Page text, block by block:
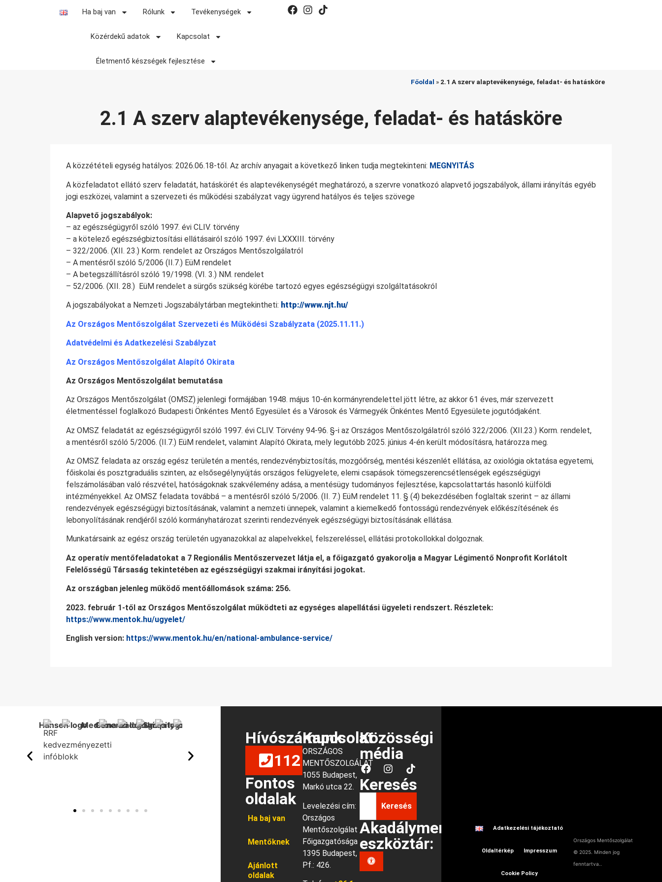
ORSZÁGOS
MENTŐSZOLGÁLAT
Hívószámunk:
Ha baj van Rólunk Tevékenységek
Közérdekű adatok Kapcsolat
Életmentő készségek fejlesztése
Főoldal » 2.1 A szerv alaptevékenysége, feladat- és hatásköre
2.1 A szerv alaptevékenysége, feladat- és hatásköre
A közzétételi egység hatályos: 2026.06.18-től. Az archív anyagait a következő linken tudja megtekinteni: MEGNYITÁS
A közfeladatot ellátó szerv feladatát, hatáskörét és alaptevékenységét meghatározó, a szervre vonatkozó alapvető jogszabályok, állami irányítás egyéb
jogi eszközei, valamint a szervezeti és működési szabályzat vagy ügyrend hatályos és teljes szövege
Alapvető jogszabályok:
– az egészségügyről szóló 1997. évi CLIV. törvény
– a kötelező egészségbiztosítási ellátásairól szóló 1997. évi LXXXIII. törvény
– 322/2006. (XII. 23.) Korm. rendelet az Országos Mentőszolgálatról
– A mentésről szóló 5/2006 (II.7.) EüM rendelet
– A betegszállításról szóló 19/1998. (VI. 3.) NM. rendelet
– 52/2006. (XII. 28.) EüM rendelet a sürgős szükség körébe tartozó egyes egészségügyi szolgáltatásokról
A jogszabályokat a Nemzeti Jogszabálytárban megtekintheti: http://www.njt.hu/
Az Országos Mentőszolgálat Szervezeti és Működési Szabályzata (2025.11.11.)
Adatvédelmi és Adatkezelési Szabályzat
Az Országos Mentőszolgálat Alapító Okirata
Az Országos Mentőszolgálat bemutatása
Az Országos Mentőszolgálat (OMSZ) jelenlegi formájában 1948. május 10-én kormányrendelettel jött létre, az akkor 61 éves, már szervezett
életmentéssel foglalkozó Budapesti Önkéntes Mentő Egyesület és a Városok és Vármegyék Önkéntes Mentő Egyesülete jogutódjaként.
Az OMSZ feladatát az egészségügyről szóló 1997. évi CLIV. Törvény 94-96. §-i az Országos Mentőszolgálatról szóló 322/2006. (XII.23.) Korm. rendelet,
a mentésről szóló 5/2006. (II.7.) EüM rendelet, valamint Alapító Okirata, mely legutóbb 2025. június 4-én került módosításra, határozza meg.
Az OMSZ feladata az ország egész területén a mentés, rendezvénybiztosítás, mozgóőrség, mentési készenlét ellátása, az oxiológia oktatása egyetemi,
főiskolai és posztgraduális szinten, az elsősegélynyújtás országos felügyelete, elemi csapások tömegszerencsétlenségek egészségügyi
felszámolásában való részvétel, hatóságoknak szakvélemény adása, a mentésügy tudományos fejlesztése, kapcsolattartás hasonló külföldi
intézményekkel. Az OMSZ feladata továbbá – a mentésről szóló 5/2006. (II. 7.) EüM rendelet 11. § (4) bekezdésében foglaltak szerint – az állami
rendezvények egészségügyi biztosításának, valamint a nemzeti ünnepek, valamint a kiemelkedő fontosságú rendezvények előkészítésének és
lebonyolításának rendjéről szóló kormányhatározat szerinti rendezvények egészségügyi biztosításának ellátása.
Munkatársaink az egész ország területén ugyanazokkal az alapelvekkel, felszereléssel, ellátási protokollokkal dolgoznak.
Az operatív mentőfeladatokat a 7 Regionális Mentőszervezet látja el, a főigazgató gyakorolja a Magyar Légimentő Nonprofit Korlátolt
Felelősségű Társaság tekintetében az egészségügyi szakmai irányítási jogokat.
Az országban jelenleg működő mentőállomások száma: 256.
2023. február 1-től az Országos Mentőszolgálat működteti az egységes alapellátási ügyeleti rendszert. Részletek:
https://www.mentok.hu/ugyelet/
English version: https://www.mentok.hu/en/national-ambulance-service/
Hívószámunk
112
Fontos
oldalak
Ha baj van
Mentőknek
Ajánlott
oldalak
Kapcsolat
ORSZÁGOS
MENTŐSZOLGÁLAT
1055 Budapest,
Markó utca 22.
Levelezési cím:
Országos
Mentőszolgálat
Főigazgatósága
1395 Budapest,
Pf.: 426.
Közösségi
média
Keresés
Keresés
Akadálymentes
eszköztár:
Adatkezelési tájékoztató
Oldaltérkép Impresszum
Cookie Policy
Országos Mentőszolgálat
© 2025. Minden jog
fenntartva..